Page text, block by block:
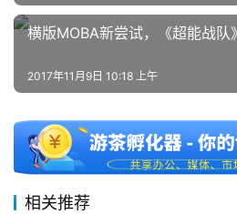
游
对
接
会
上
横版MOBA新尝试，《超能战队
2017年11月9日 10:18 上午
相关推荐